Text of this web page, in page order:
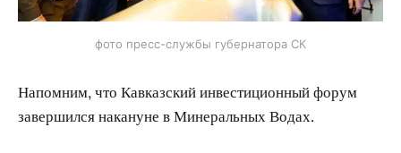
фото пресс-службы губернатора СК
Напомним, что Кавказский инвестиционный форум
завершился накануне в Минеральных Водах.